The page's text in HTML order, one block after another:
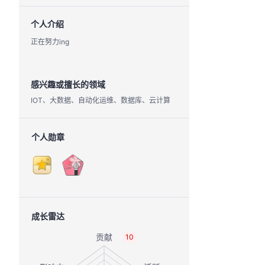
个人介绍
正在努力ing
感兴趣或擅长的领域
IOT、大数据、自动化运维、数据库、云计算
个人勋章
成长雷达
10